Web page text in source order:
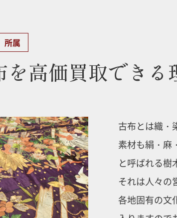
所属
高価買取できる
古布とは織・
素材も絹・麻
と呼ばれる樹
それは人々の
各地固有の文